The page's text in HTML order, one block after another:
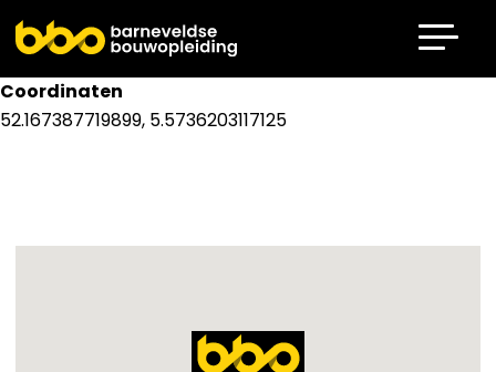
Coordinaten
52.167387719899, 5.5736203117125